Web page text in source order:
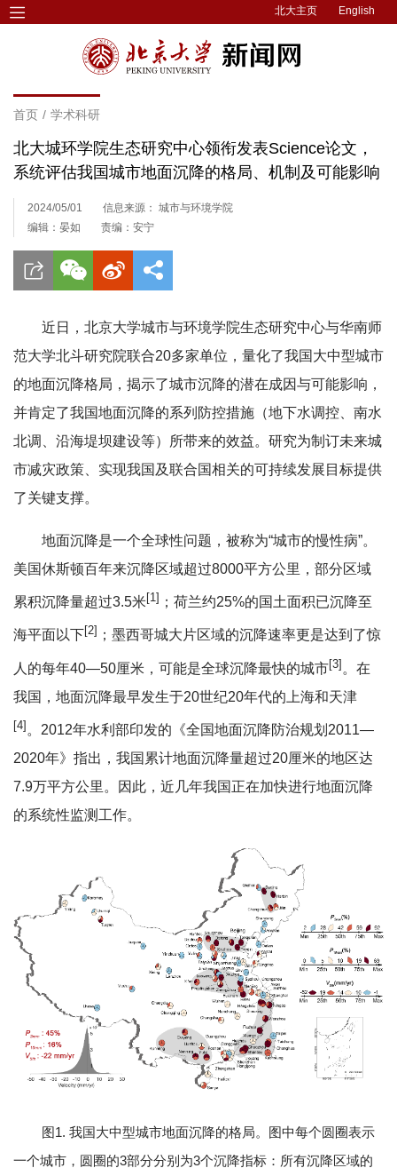
北大主页 English
首页 / 学术科研
北大城环学院生态研究中心领衔发表Science论文，
系统评估我国城市地面沉降的格局、机制及可能影响
2024/05/01
信息来源： 城市与环境学院
编辑：晏如
责编：安宁
近日，北京大学城市与环境学院生态研究中心与华南师
范大学北斗研究院联合20多家单位，量化了我国大中型城市
的地面沉降格局，揭示了城市沉降的潜在成因与可能影响，
并肯定了我国地面沉降的系列防控措施（地下水调控、南水
北调、沿海堤坝建设等）所带来的效益。研究为制订未来城
市减灾政策、实现我国及联合国相关的可持续发展目标提供
了关键支撑。
地面沉降是一个全球性问题，被称为“城市的慢性病”。
美国休斯顿百年来沉降区域超过8000平方公里，部分区域
累积沉降量超过3.5米[1] ；荷兰约25%的国土面积已沉降至
海平面以下 [2] ；墨西哥城大片区域的沉降速率更是达到了惊
人的每年40—50厘米，可能是全球沉降最快的城市[3] 。在
我国，地面沉降最早发生于20世纪20年代的上海和天津
[4] 。2012年水利部印发的《全国地面沉降防治规划2011—
2020年》指出，我国累计地面沉降量超过20厘米的地区达
7.9万平方公里。因此，近几年我国正在加快进行地面沉降
的系统性监测工作。
图1. 我国大中型城市地面沉降的格局。图中每个圆圈表示
一个城市，圆圈的3部分分别为3个沉降指标：所有沉降区域的